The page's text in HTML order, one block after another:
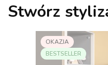
Stwórz
OKAZJA
BESTSELLER